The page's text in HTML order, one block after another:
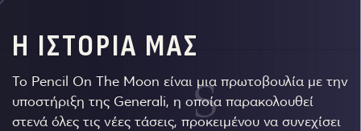
Η ΙΣΤΟΡΙΑ ΜΑΣ
Το Pencil On The Moon είναι μια πρωτοβουλία με την
υποστήριξη της Generali, η οποία παρακολουθεί
στενά όλες τις νέες τάσεις, προκειμένου να συνεχίσει